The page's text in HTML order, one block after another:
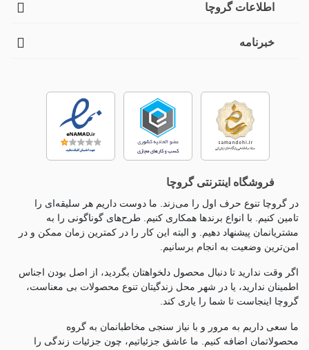
اطلاعات گروچا
خبرنامه
فروشگاه اینترنتی گروچا
در گروچا تنوع حرف اول را می‌زند. ما دوست داریم هر سلیقه‌ای را
تامین کنیم. با انواع برندها همکاری کنیم. طرح‌های گوناگونی را به
مشتریانمان پیشنهاد دهیم. و البته این کار را در کمترین زمان ممکن و در
امن‌ترین وضعیت به انجام برسانیم.
اگر وقت ندارید تا دنبال محصول دلخواهتان بگردید، از اصل بودن اجناس
اطمینان ندارید، یا در شهر محل زندگیتان تنوع محصولات بی معناست،
گروچا اینجاست تا شما را یاری کند.
ما سعی داریم به مرور و با نیاز سنجی مخاطبانمان به گروه
محصولاتمان اضافه کنیم. ما عاشق جزئياتیم، چون جزئيات زندگی را